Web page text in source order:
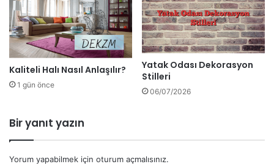
Kaliteli Halı Nasıl Anlaşılır?
1 gün önce
Yatak Odası Dekorasyon
Stilleri
06/07/2026
Bir yanıt yazın
Yorum yapabilmek için oturum açmalısınız.